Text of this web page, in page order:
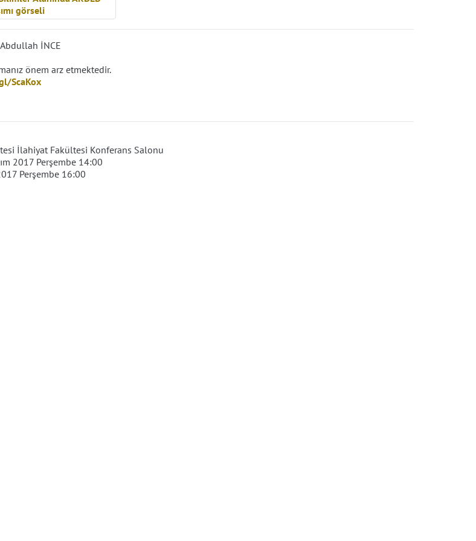
Abdullah İNCE
önem arz etmektedir.
ScaKox
İlahiyat Fakültesi Konferans Salonu
2017 Perşembe 14:00
Perşembe 16:00